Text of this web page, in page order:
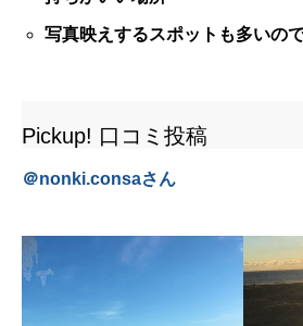
写真映えするスポットも多いの
Pickup! 口コミ投稿
＠nonki.consaさん